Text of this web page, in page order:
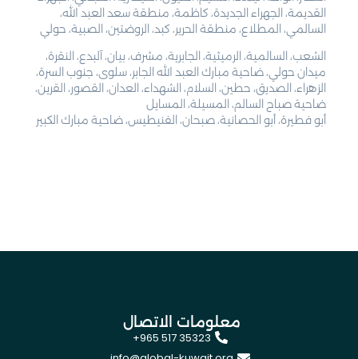
القديمة، الجهراء الجديدة، كاظمة، منطقة سعد العبد الله،
السالمي، المطلاع، منطقة الحرير، كبد، الروضتين، الصبية، حولي
الشعب، السالمية، الرميثية، الجابرية، مشرف، بيان، آلبدع، النقرة،
ميدان حولي، ضاحية مبارك العبد الله الجابر، سلوى، جنوب السرة،
الزهراء، الصديق، حطين، السلام، الشهداء، العدان، القصور، القرين،
ضاحية صباح السالم، المسيلة، المسايل
أبو فطيرة، أبو الحصانية، صبحان، الفنيطيس، ضاحية مبارك الكبير
معلومات الاتصال
+965 517 35323